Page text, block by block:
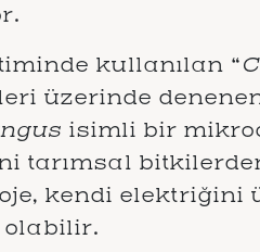
kullanılan “
üzerinde
isimli bir
tarımsal
kendi elektriğini
olabilir.